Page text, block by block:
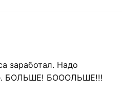
заработал. Надо
БОЛЬШЕ! БОООЛЬШЕ!!!